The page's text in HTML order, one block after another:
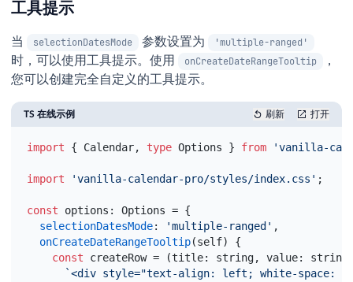
calendar.init();
[3/3] Starting
工具提示
当 selectionDatesMode 参数设置为
'multiple-ranged'
时，可以使用工具提示。使用
onCreateDateRangeTooltip
，
您可以创建完全自定义的工具提示。
TS 在线示例 刷新 打开
import { Calendar, type Options } from 'vanilla-
import 'vanilla-calendar-pro/styles/index.css' ;
const options : Options = {
selectionDatesMode: 'multiple-ranged' ,
onCreateDateRangeTooltip(self)
{
const
createRow = (title: string, value: string
`<div style="text-align: left; white-space: